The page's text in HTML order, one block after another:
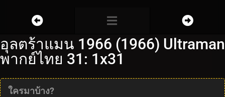
อุลตร้าแมน 1966 (1966) Ultraman
พากย์ไทย 31: 1x31
ใครมาบ้าง?